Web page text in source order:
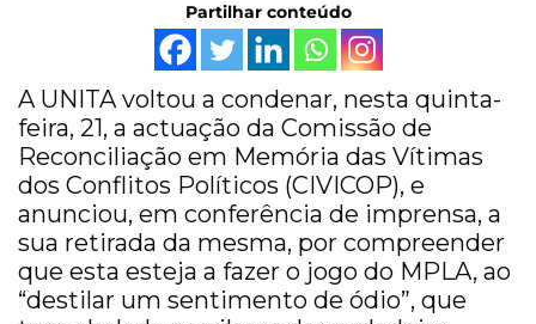
Partilhar conteúdo
A UNITA voltou a condenar, nesta quinta-
feira, 21, a actuação da Comissão de
Reconciliação em Memória das Vítimas
dos Conflitos Políticos (CIVICOP), e
anunciou, em conferência de imprensa, a
sua retirada da mesma, por compreender
que esta esteja a fazer o jogo do MPLA, ao
“destilar um sentimento de ódio”, que